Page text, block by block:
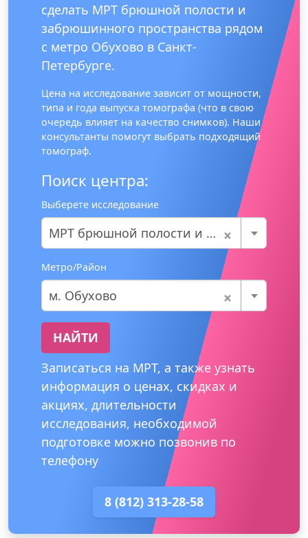
сделать МРТ брюшной полости и
забрюшинного пространства рядом
с метро Обухово в Санкт-
Петербурге.
Цена на исследование зависит от мощности,
типа и года выпуска томографа (что в свою
очередь влияет на качество снимков). Наши
консультанты помогут выбрать подходящий
томограф.
Поиск центра:
Выберете исследование
×
МРТ брюшной полости и забрюшинного пространства
Метро/Район
×
м. Обухово
НАЙТИ
Записаться на МРТ, а также узнать
информация о ценах, скидках и
акциях, длительности
исследования, необходимой
подготовке можно позвонив по
телефону
8 (812) 313-28-58